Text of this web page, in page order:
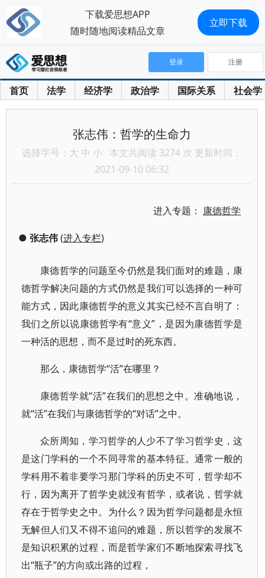
首页 法学 经济学 政治学 国际关系 社会学
登录 注册
张志伟：哲学的生命力
选择字号： 大 中 小 本文共阅读 3274 次 更新时间：
2021-09-10 06:32
进入专题： 康德哲学
● 张志伟(进入专栏)
康德哲学的问题至今仍然是我们面对的难题，康
德哲学解决问题的方式仍然是我们可以选择的一种可
能方式，因此康德哲学的意义其实已经不言自明了：
我们之所以说康德哲学有“意义”，是因为康德哲学是
一种活的思想，而不是过时的死东西。
那么，康德哲学“活”在哪里？
康德哲学就“活”在我们的思想之中。准确地说，
就“活”在我们与康德哲学的“对话”之中。
众所周知，学习哲学的人少不了学习哲学史，这
是这门学科的一个不同寻常的基本特征。通常一般的
学科用不着非要学习那门学科的历史不可，哲学却不
行，因为离开了哲学史就没有哲学，或者说，哲学就
存在于哲学史之中。为什么？因为哲学问题都是永恒
无解但人们又不得不追问的难题，所以哲学的发展不
是知识积累的过程，而是哲学家们不断地探索寻找飞
出“瓶子”的方向或出路的过程，
下载爱思想APP
随时随地阅读精品文章
立即下载